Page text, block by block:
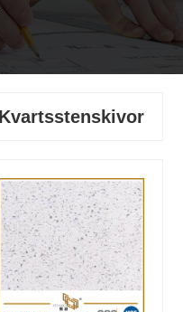
Kvartsstenskivor